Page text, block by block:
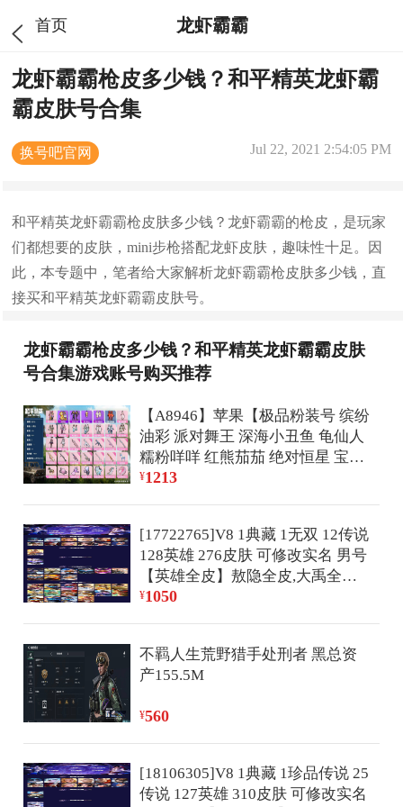
首页 龙虾霸霸
龙虾霸霸枪皮多少钱？和平精英龙虾霸
霸皮肤号合集
换号吧官网 Jul 22, 2021 2:54:05 PM
和平精英龙虾霸霸枪皮肤多少钱？龙虾霸霸的枪皮，是玩家
们都想要的皮肤，mini步枪搭配龙虾皮肤，趣味性十足。因
此，本专题中，笔者给大家解析龙虾霸霸枪皮肤多少钱，直
接买和平精英龙虾霸霸皮肤号。
龙虾霸霸枪皮多少钱？和平精英龙虾霸霸皮肤
号合集游戏账号购买推荐
【A8946】苹果【极品粉装号 缤纷
油彩 派对舞王 深海小丑鱼 龟仙人
糯粉咩咩 红熊茄茄 绝对恒星 宝贝
奶油派 天使彩虹糖 缤纷油彩
(三级) AUG-暖羊咩咩(五级) 蜜獾-
荧海星豚(七级) UMP45-量子极限
(五级) Kar98K-巳巳如意(五级) 】
手Q-11粉装-11特效枪-2载具-6粉
色飞行器-79859热力值-10王牌印
记-198套装-250枪皮【热门品
类】：粉装-缤纷油彩，套装-派对
舞王，套装-深海小丑鱼，套装-龟
茄茄【粉色套装】：角色-绝对恒
星，粉装-宝贝
¥1213
[17722765]V8 1典藏 1无双 12传说
128英雄 276皮肤 可修改实名 男号
【英雄全皮】敖隐全皮,大禹全皮
【稀有英雄】敖隐(小龙人),大司
娜可露露(鸟人),不知火舞,赵云,金
蝉(唐僧),戈娅【荣耀水晶】九霄神
魔术团(韩信无双)【传说皮】踏浪
归,零号·赤焰,地狱火,地狱之眼,一
念神魔,炽阳神光,音你心动-周瑜,鹤
羽星尊,灼幽烈阳【珍宝阁皮】蔷
¥1050
不羁人生荒野猎手处刑者 黑总资
产155.5M
¥560
[18106305]V8 1典藏 1珍品传说 25
传说 127英雄 310皮肤 可修改实名